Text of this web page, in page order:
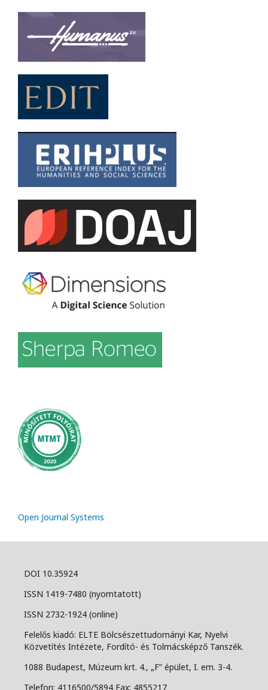
Open Journal Systems
DOI 10.35924
ISSN 1419-7480 (nyomtatott)
ISSN 2732-1924 (online)
Felelős kiadó: ELTE Bölcsészettudományi Kar, Nyelvi
Közvetítés Intézete, Fordító- és Tolmácsképző Tanszék.
1088 Budapest, Múzeum krt. 4., „F” épület, I. em. 3-4.
Telefon: 4116500/5894 Fax: 4855217